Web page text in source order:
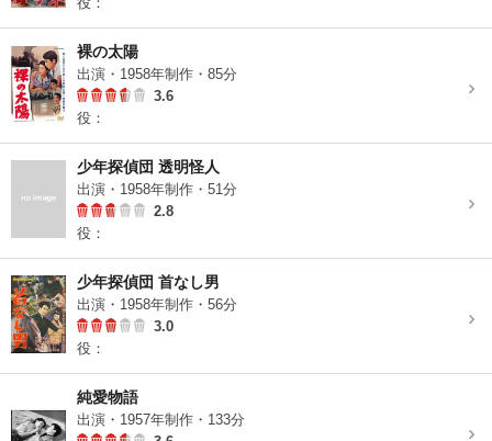
裸の太陽
出演・1958年制作・85分
3.6
役：
少年探偵団 透明怪人
出演・1958年制作・51分
2.8
役：
少年探偵団 首なし男
出演・1958年制作・56分
3.0
役：
純愛物語
出演・1957年制作・133分